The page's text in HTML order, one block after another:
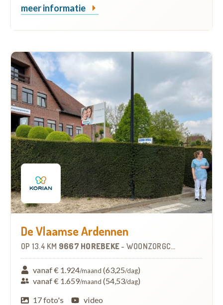
meer informatie
De Vlaamse Ardennen
OP 13.4 KM 9667 HOREBEKE - WOONZORGCENTRUM (WZC)
vanaf € 1.924/maand (63,25/dag)
vanaf € 1.659/maand (54,53/dag)
17 foto's
video